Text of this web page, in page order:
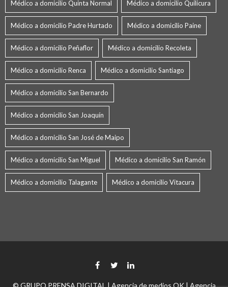
Médico a domicilio Quinta Normal Médico a domicilio Quilicura
Médico a domicilio Padre Hurtado Médico a domicilio Paine
Médico a domicilio Peñaflor Médico a domicilio Recoleta
Médico a domicilio Renca Médico a domicilio Santiago
Médico a domicilio San Bernardo
Médico a domicilio San Joaquín
Médico a domicilio San José de Maipo
Médico a domicilio San Miguel Médico a domicilio San Ramón
Médico a domicilio Talagante Médico a domicilio Vitacura